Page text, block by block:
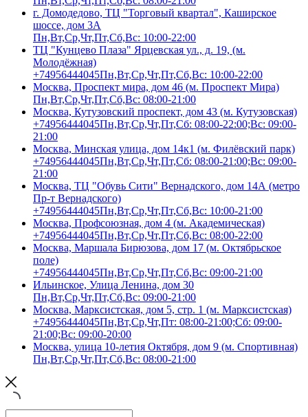
г. Домодедово, ТЦ "Торговый квартал", Каширское
шоссе, дом 3А
Пн,Вт,Ср,Чт,Пт,Сб,Вс: 10:00-22:00
ТЦ "Кунцево Плаза" Ярцевская ул., д. 19, (м.
Молодёжная)
+74956444045Пн,Вт,Ср,Чт,Пт,Сб,Вс: 10:00-22:00
Москва, Проспект мира, дом 46 (м. Проспект Мира)
Пн,Вт,Ср,Чт,Пт,Сб,Вс: 08:00-21:00
Москва, Кутузовский проспект, дом 43 (м. Кутузовская)
+74956444045Пн,Вт,Ср,Чт,Пт,Сб: 08:00-22:00;Вс: 09:00-
21:00
Москва, Минская улица, дом 14к1 (м. Филёвский парк)
+74956444045Пн,Вт,Ср,Чт,Пт,Сб: 08:00-21:00;Вс: 09:00-
21:00
Москва, ТЦ "Обувь Сити" Вернадского, дом 14А (метро
Пр-т Вернадского)
+74956444045Пн,Вт,Ср,Чт,Пт,Сб,Вс: 10:00-21:00
Москва, Профсоюзная, дом 4 (м. Академическая)
+74956444045Пн,Вт,Ср,Чт,Пт,Сб,Вс: 08:00-22:00
Москва, Маршала Бирюзова, дом 17 (м. Октябрьское
поле)
+74956444045Пн,Вт,Ср,Чт,Пт,Сб,Вс: 09:00-21:00
Ильинское, Улица Ленина, дом 30
Пн,Вт,Ср,Чт,Пт,Сб,Вс: 09:00-21:00
Москва, Марксистская, дом 5, стр. 1 (м. Марксистская)
+74956444045Пн,Вт,Ср,Чт,Пт: 08:00-21:00;Сб: 09:00-
21:00;Вс: 09:00-20:00
Москва, улица 10-летия Октября, дом 9 (м. Спортивная)
Пн,Вт,Ср,Чт,Пт,Сб,Вс: 08:00-21:00